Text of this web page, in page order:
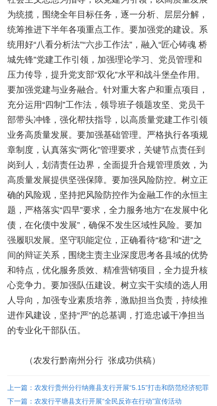
为统揽，围绕全年目标任务，逐一分析、层层分解，
统筹推进下半年各项重点工作。要加强党的建设。系
统用好“八看分析法”“六步工作法”，融入“匠心铸魂 桥
城先锋”党建工作引领，加强理论学习、党员管理和
压力传导，提升党支部“双化”水平和战斗堡垒作用。
要加强党建与业务融合。针对重大客户和重点项目，
充分运用“四制”工作法，领导班子领题攻坚、党员干
部带头冲锋，强化帮扶指导，以高质量党建工作引领
业务高质量发展。要加强基础管理。严格执行各项规
章制度，认真落实“两化”管理要求，关键节点责任到
岗到人，划清责任边界，全面提升合规管理质效，为
高质量发展提供坚强保障。要加强风险防控。树立正
确的风险观，坚持把风险防控作为金融工作的永恒主
题，严格落实“四早”要求，全力服务地方“在发展中化
债，在化债中发展”，确保不发生区域性风险。要加
强履职发展。坚守职能定位，正确看待“稳”和“进”之
间的辩证关系，围绕主责主业深度思考各县域的优势
和特点，优化服务质效、精准营销项目，全力提升核
心竞争力。要加强队伍建设。树立实干实绩的选人用
人导向，加强专业素质培养，激励担当负责，持续推
进作风建设，坚持“严”的总基调，打造忠诚干净担当
的专业化干部队伍。
（农发行黔南州分行 张成功供稿）
上一篇：农发行贵州分行纳雍县支行开展“5.15”打击和防范经济犯罪
暨反洗钱宣传活动
下一篇：农发行平塘县支行开展“全民反诈在行动”宣传活动